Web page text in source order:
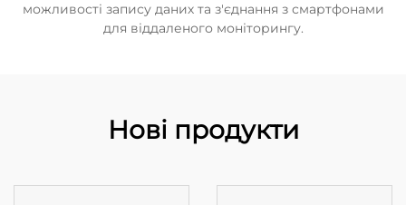
можливості запису даних та з'єднання з смартфонами
для віддаленого моніторингу.
Нові продукти